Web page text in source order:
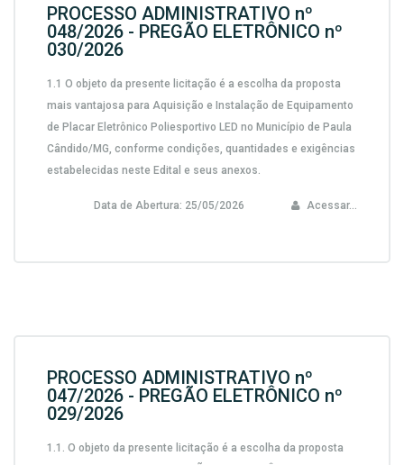
PROCESSO ADMINISTRATIVO nº
048/2026 - PREGÃO ELETRÔNICO nº
030/2026
1.1 O objeto da presente licitação é a escolha da proposta
mais vantajosa para Aquisição e Instalação de Equipamento
de Placar Eletrônico Poliesportivo LED no Município de Paula
Cândido/MG, conforme condições, quantidades e exigências
estabelecidas neste Edital e seus anexos.
Data de Abertura: 25/05/2026 Acessar...
PROCESSO ADMINISTRATIVO nº
047/2026 - PREGÃO ELETRÔNICO nº
029/2026
1.1. O objeto da presente licitação é a escolha da proposta